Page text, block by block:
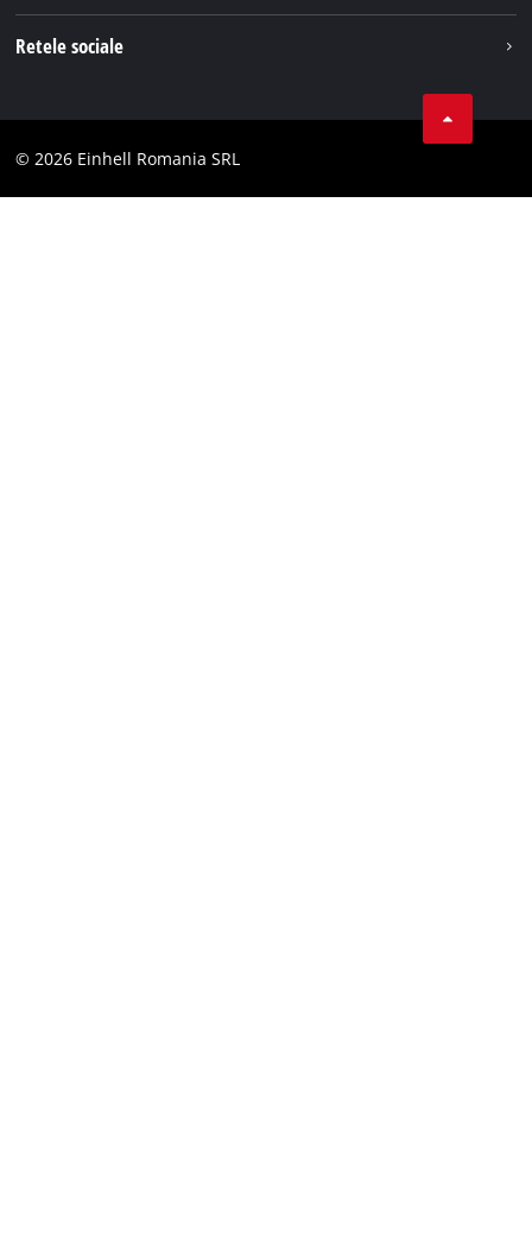
Einhell in lume
Declaratie de accesibilitate
Retele sociale
Facebook
© 2026 Einhell Romania SRL